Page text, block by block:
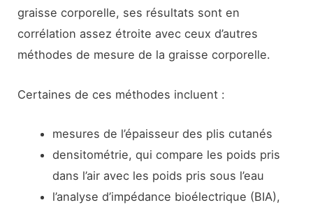
graisse corporelle, ses résultats sont en
corrélation assez étroite avec ceux d’autres
méthodes de mesure de la graisse corporelle.
Certaines de ces méthodes incluent :
mesures de l’épaisseur des plis cutanés
densitométrie, qui compare les poids pris
dans l’air avec les poids pris sous l’eau
l’analyse d’impédance bioélectrique (BIA),